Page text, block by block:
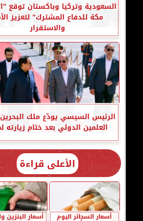
السعودية وتركيا وباكستان توقع
مكة للدفاع المشترك” لتعزيز
والاستقرار
الرئيس السيسي يودّع ملك
العلمين الدولي بعد ختام زيارته
الأعلى قراءة
أسعار السجائر اليوم أسعار البنزين